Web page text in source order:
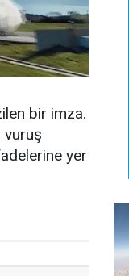
bir imza.
vuruş
yer